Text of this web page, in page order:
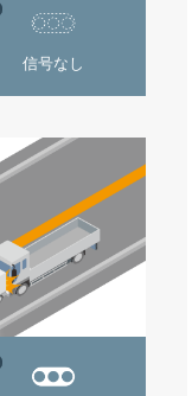
信号なし